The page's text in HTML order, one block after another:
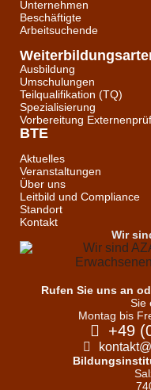
Unternehmen
Beschäftigte
Arbeitsuchende
Ausbildung
Umschulungen
Teilqualifikation (TQ)
Spezialisierung
Vorbereitung
BTE
Aktuelles
Veranstaltungen
Über uns
Leitbild und Compliance
Standort
Kontakt
Wir
Rufen Sie uns an
Sie
Montag bis
+49